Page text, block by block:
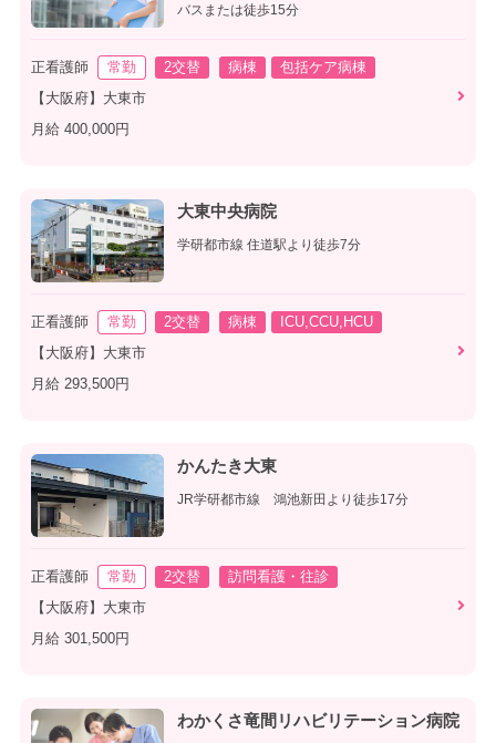
バスまたは徒歩15分
正看護師 常勤 2交替 病棟
包括ケア病棟
【大阪府】大東市
月給 400,000円
大東中央病院
学研都市線 住道駅より徒歩7分
正看護師 常勤 2交替 病棟
ICU,CCU,HCU
【大阪府】大東市
月給 293,500円
かんたき大東
JR学研都市線 鴻池新田より徒歩17分
正看護師 常勤 2交替
訪問看護・往診
【大阪府】大東市
月給 301,500円
わかくさ竜間リハビリテーション病院